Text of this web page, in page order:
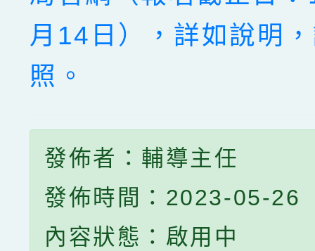
月14日），詳如說明
照。
發佈者：輔導主任
發佈時間：2023-05-26
內容狀態：啟用中